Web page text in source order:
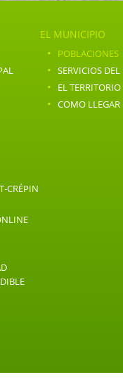
CRÉPIN
EL MUNICIPIO
· POBLACIONES
· SERVICIOS
· EL TERRITORIO
· COMO LLEGAR